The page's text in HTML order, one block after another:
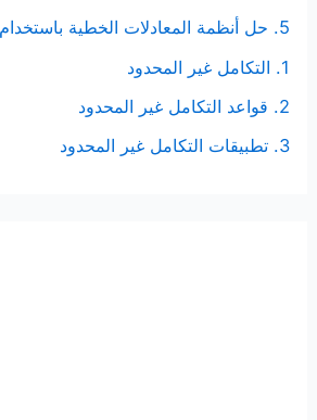
5. حل أنظمة المعادلات الخطية باستخدام المصفوفات
1. التكامل غير المحدود
2. قواعد التكامل غير المحدود
3. تطبيقات التكامل غير المحدود